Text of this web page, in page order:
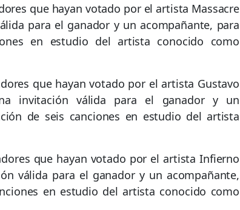
que hayan votado por el artista Massacre
para el ganador y un acompañante, para
en estudio del artista conocido como
que hayan votado por el artista Gustavo
invitación válida para el ganador y un
de seis canciones en estudio del artista
que hayan votado por el artista Infierno
válida para el ganador y un acompañante,
en estudio del artista conocido como